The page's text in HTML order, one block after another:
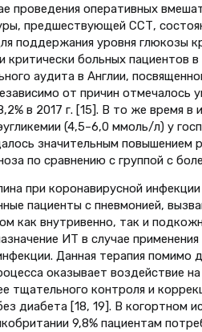
проведения оперативных
предшествующей ССТ,
поддержания уровня глюкозы
критически больных пациентов
аудита в Англии,
от причин
8,2% в 2017 г. [15]. В то же время
(4,5–6,0 ммоль/л) у
значительным повышением
по сравнению с группой с
при коронавирусной
пациенты с пневмонией,
как внутривенно, так и
ИТ в случае
Данная терапия помимо
оказывает воздействие
тщательного контроля и
диабета [18, 19]. В когортном
9,8% пациентам